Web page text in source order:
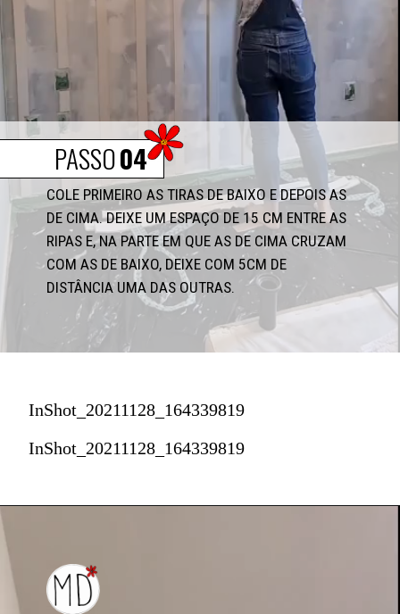
04
COLE PRIMEIRO AS TIRAS DE BAIXO E DEPOIS AS
DE CIMA. DEIXE UM ESPAÇO DE 15 CM ENTRE AS
RIPAS E, NA PARTE EM QUE AS DE CIMA CRUZAM
COM AS DE BAIXO, DEIXE COM 5CM DE
DISTÂNCIA UMA DAS OUTRAS.
PASSO
InShot_20211128_164339819
InShot_20211128_164339819